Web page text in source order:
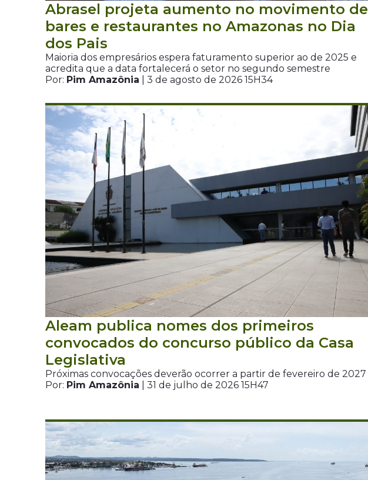
Abrasel projeta aumento no movimento de
bares e restaurantes no Amazonas no Dia
dos Pais
Maioria dos empresários espera faturamento superior ao de 2025 e
acredita que a data fortalecerá o setor no segundo semestre
Por: Pim Amazônia | 3 de agosto de 2026 15H34
Aleam publica nomes dos primeiros
convocados do concurso público da Casa
Legislativa
Próximas convocações deverão ocorrer a partir de fevereiro de 2027
Por: Pim Amazônia | 31 de julho de 2026 15H47